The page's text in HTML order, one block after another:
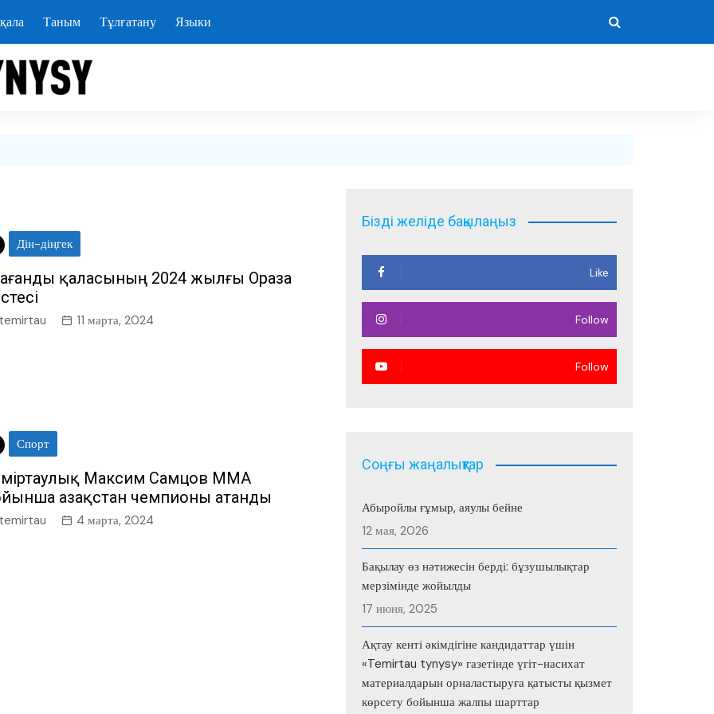
Таным Тұлғатану Языки
Дін-діңгек
қаласының 2024 жылғы Ораза
11 марта, 2024
Спорт
Максим Самцов ММА
Қазақстан чемпионы атанды
4 марта, 2024
Бізді желіде бақылаңыз
Like
Follow
Follow
Соңғы жаңалықтар
Абыройлы ғұмыр, аяулы бейне
12 мая, 2026
Бақылау өз нәтижесін берді: бұзушылықтар
мерзімінде жойылды
17 июня, 2025
Ақтау кенті әкімдігіне кандидаттар үшін
«Temirtau tynysy» газетінде үгіт-насихат
материалдарын орналастыруға қатысты қызмет
көрсету бойынша жалпы шарттар